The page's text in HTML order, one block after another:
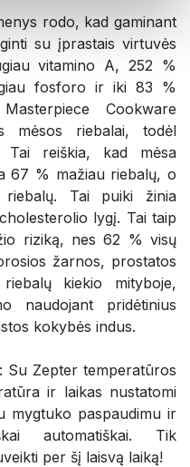
rodo, kad gaminant
su įprastais virtuvės
vitamino A, 252 %
fosforo ir iki 83 %
Cookware
mėsos riebalai, todėl
Tai reiškia, kad mėsa
67 % mažiau riebalų, o
Tai puiki žinia
lygį. Tai taip
riziką, nes 62 % visų
žarnos, prostatos
kiekio mityboje,
naudojant pridėtinius
kokybės indus.
: Su Zepter temperatūros
ir laikas nustatomi
mygtuko paspaudimu ir
automatiškai. Tik
per šį laisvą laiką!